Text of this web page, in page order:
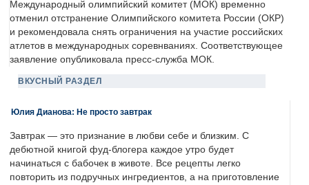
Международный олимпийский комитет (МОК) временно
отменил отстранение Олимпийского комитета России (ОКР)
и рекомендовала снять ограничения на участие российских
атлетов в международных соревнваниях. Соответствующее
заявление опубликовала пресс-служба МОК.
ВКУСНЫЙ РАЗДЕЛ
Юлия Дианова: Не просто завтрак
Завтрак — это признание в любви себе и близким. С
дебютной книгой фуд-блогера каждое утро будет
начинаться с бабочек в животе. Все рецепты легко
повторить из подручных ингредиентов, а на приготовление